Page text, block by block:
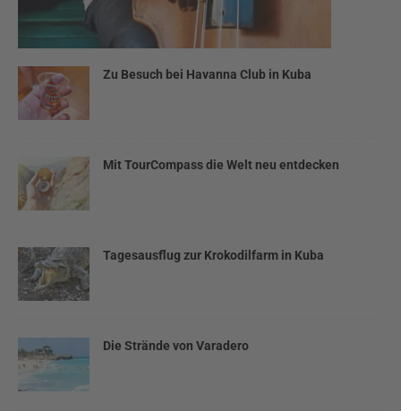
Zu Besuch bei Havanna Club in Kuba
Mit TourCompass die Welt neu entdecken
Tagesausflug zur Krokodilfarm in Kuba
Die Strände von Varadero